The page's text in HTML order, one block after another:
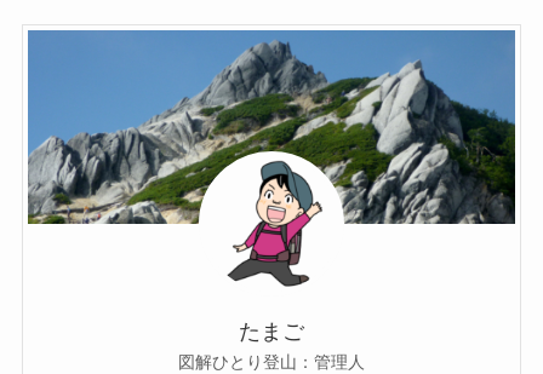
たまご
図解ひとり登山：管理人